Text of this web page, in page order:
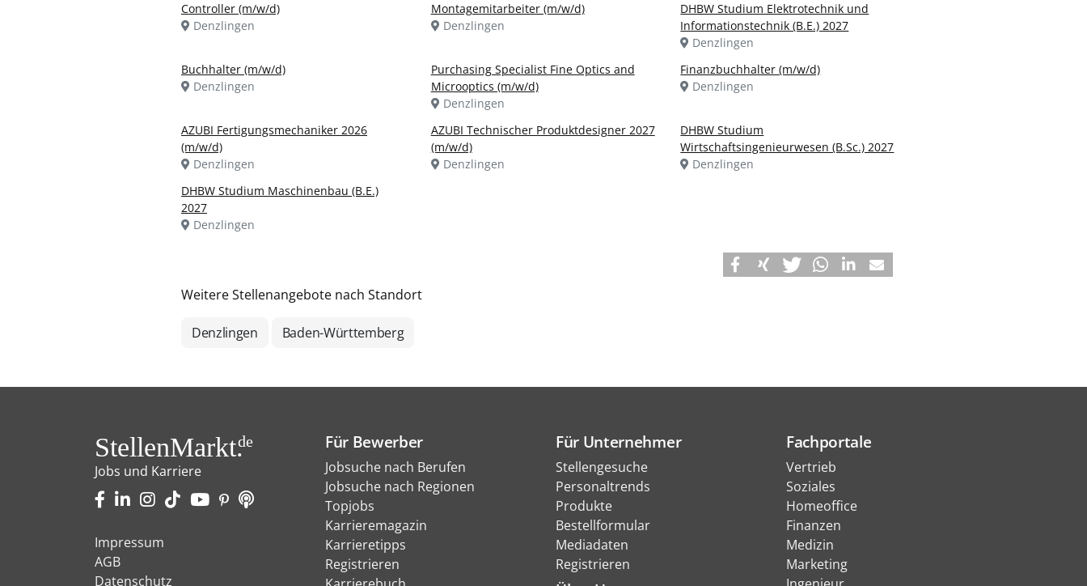
Controller (m/w/d)
Denzlingen
Montagemitarbeiter (m/w/d)
Denzlingen
DHBW Studium Elektrotechnik und
Informationstechnik (B.E.) 2027
Denzlingen
Buchhalter (m/w/d)
Denzlingen
Purchasing Specialist Fine Optics and
Microoptics (m/w/d)
Denzlingen
Finanzbuchhalter (m/w/d)
Denzlingen
AZUBI Fertigungsmechaniker 2026
(m/w/d)
Denzlingen
AZUBI Technischer Produktdesigner 2027
(m/w/d)
Denzlingen
DHBW Studium
Wirtschaftsingenieurwesen (B.Sc.) 2027
Denzlingen
DHBW Studium Maschinenbau (B.E.)
2027
Denzlingen
Weitere Stellenangebote nach Standort
Denzlingen Baden-Württemberg
StellenMarkt.de
Jobs und Karriere
Impressum
AGB
Datenschutz
Für Bewerber
Jobsuche nach Berufen
Jobsuche nach Regionen
Topjobs
Karrieremagazin
Karrieretipps
Registrieren
Für Unternehmer
Stellengesuche
Personaltrends
Produkte
Bestellformular
Mediadaten
Registrieren
Fachportale
Vertrieb
Soziales
Homeoffice
Finanzen
Medizin
Marketing